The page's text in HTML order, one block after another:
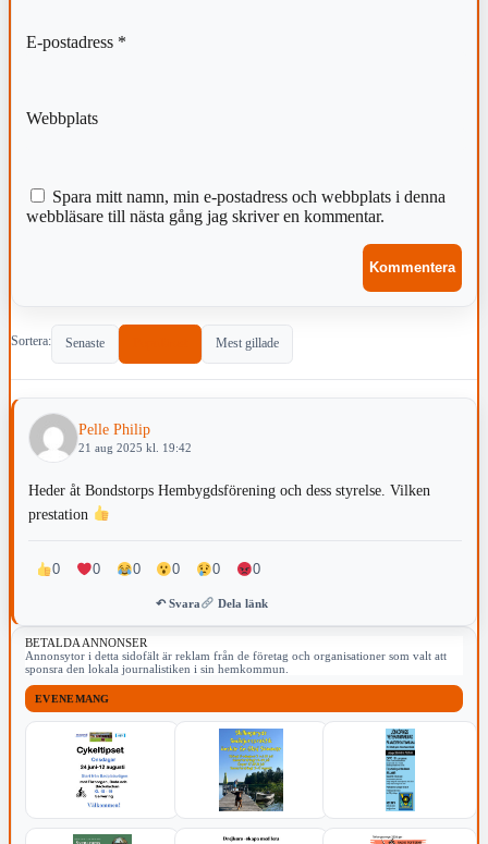
E-postadress *
Webbplats
Spara mitt namn, min e-postadress och webbplats i denna
webbläsare till nästa gång jag skriver en kommentar.
Sortera: Senaste Mest gillade
Pelle Philip
21 aug 2025 kl. 19:42
Heder åt Bondstorps Hembygdsförening och dess styrelse. Vilken
prestation
0 0 0 0 0 0
↶ Svara Dela länk
BETALDA ANNONSER
Annonsytor i detta sidofält är reklam från de företag och organisationer som valt att
sponsra den lokala journalistiken i sin hemkommun.
EVENEMANG